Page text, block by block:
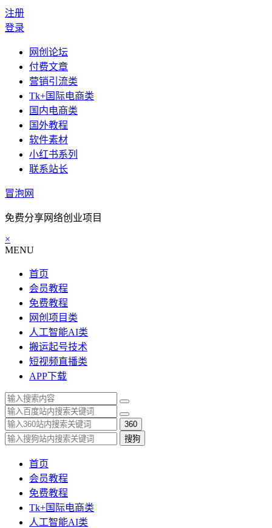
注册
登录
网创论坛
付费文章
营销引流类
Tk+国际电商类
国内电商类
国外教程
软件素材
小红书系列
联系站长
冒泡网
免费分享网络创业项目
×
MENU
首页
会员教程
免费教程
网创项目类
人工智能AI类
搬运起号技术
短视频直播类
APP下载
360
搜狗
首页
会员教程
免费教程
Tk+国际电商类
人工智能AI类